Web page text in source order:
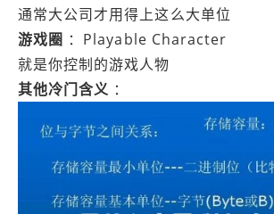
通常大公司才用得上这么大单位
游戏圈 ：Playable Character
就是你控制的游戏人物
其他冷门含义 ：